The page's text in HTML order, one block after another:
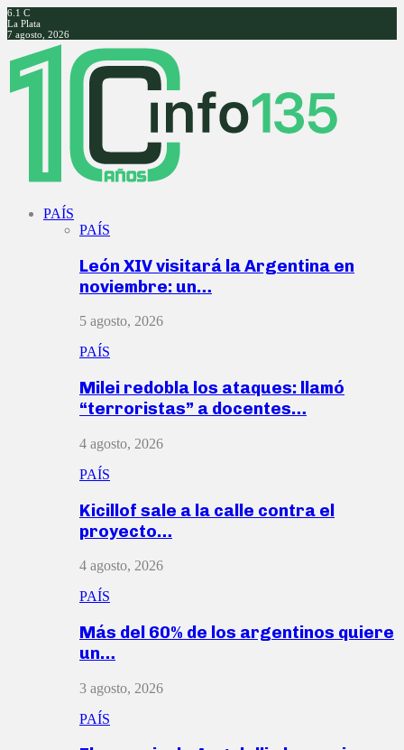
6.1 C
La Plata
7 agosto, 2026
Facebook
Twitter
Instagram
Youtube
PAÍS
PAÍS
León XIV visitará la Argentina en
noviembre: un…
5 agosto, 2026
PAÍS
Milei redobla los ataques: llamó
“terroristas” a docentes…
4 agosto, 2026
PAÍS
Kicillof sale a la calle contra el
proyecto…
4 agosto, 2026
PAÍS
Más del 60% de los argentinos quiere
un…
3 agosto, 2026
PAÍS